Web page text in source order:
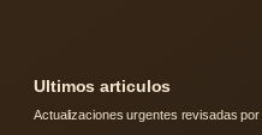
Ultimos articulos
Actualizaciones urgentes revisadas